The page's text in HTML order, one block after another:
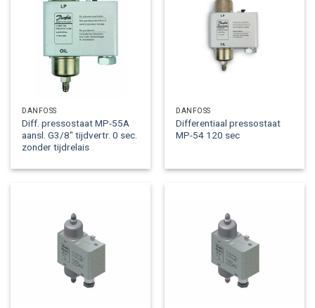
DANFOSS
Diff. pressostaat MP-55A
aansl. G3/8″ tijdvertr. 0 sec.
zonder tijdrelais
DANFOSS
Differentiaal pressostaat
MP-54 120 sec